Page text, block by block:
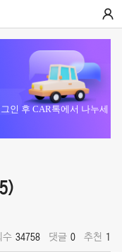
인 후 CAR톡에서 나누세
수 34758 댓글 0 추천 1